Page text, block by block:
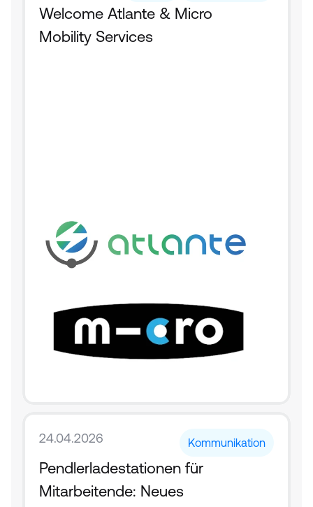
Welcome Atlante & Micro
Mobility Services
24.04.2026 Kommunikation
Pendlerladestationen für
Mitarbeitende: Neues